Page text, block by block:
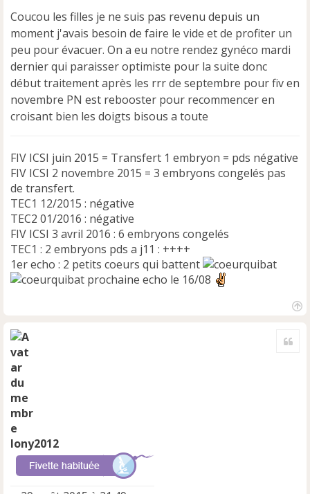
a
g
e
n
o
n
l
u
Coucou les filles je ne suis pas revenu depuis un
moment j'avais besoin de faire le vide et de profiter un
peu pour évacuer. On a eu notre rendez gynéco mardi
dernier qui paraisser optimiste pour la suite donc
début traitement après les rrr de septembre pour fiv en
novembre PN est rebooster pour recommencer en
croisant bien les doigts bisous a toute
FIV ICSI juin 2015 = Transfert 1 embryon = pds négative
FIV ICSI 2 novembre 2015 = 3 embryons congelés pas
de transfert.
TEC1 12/2015 : négative
TEC2 01/2016 : négative
FIV ICSI 3 avril 2016 : 6 embryons congelés
TEC1 : 2 embryons pds a j11 : ++++
1er echo : 2 petits coeurs qui battent
prochaine echo le 16/08
lony2012